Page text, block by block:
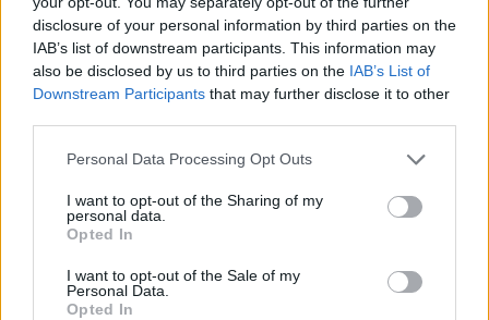
disclosure of your personal information by third parties on the
IAB’s list of downstream participants. This information may
also be disclosed by us to third parties on the IAB’s List of
Downstream Participants that may further disclose it to other
Personal Data Processing Opt Outs
I want to opt-out of the Sharing of my
personal data.
Opted In
I want to opt-out of the Sale of my
Personal Data.
Opted In
Eriqo
Főállásban Informatikus kocka, de lelkében elkötelezett gamer,
kütyü és immár e-autó rajongó!
KAPCSOLÓDÓ CIKKEK TÖBB A SZERZŐTŐL
Debrecent: elindult a BMW i3